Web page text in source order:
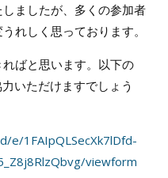
ましたが、多くの参加者
れしく思っております。
ばと思います。以下の
いただけますでしょう
e/1FAIpQLSecXk7lDfd-
viewform